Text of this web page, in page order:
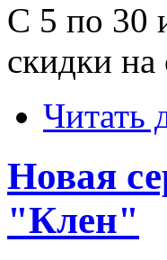
С 5 по 30
скидки на
Читать
Новая
"Клен"